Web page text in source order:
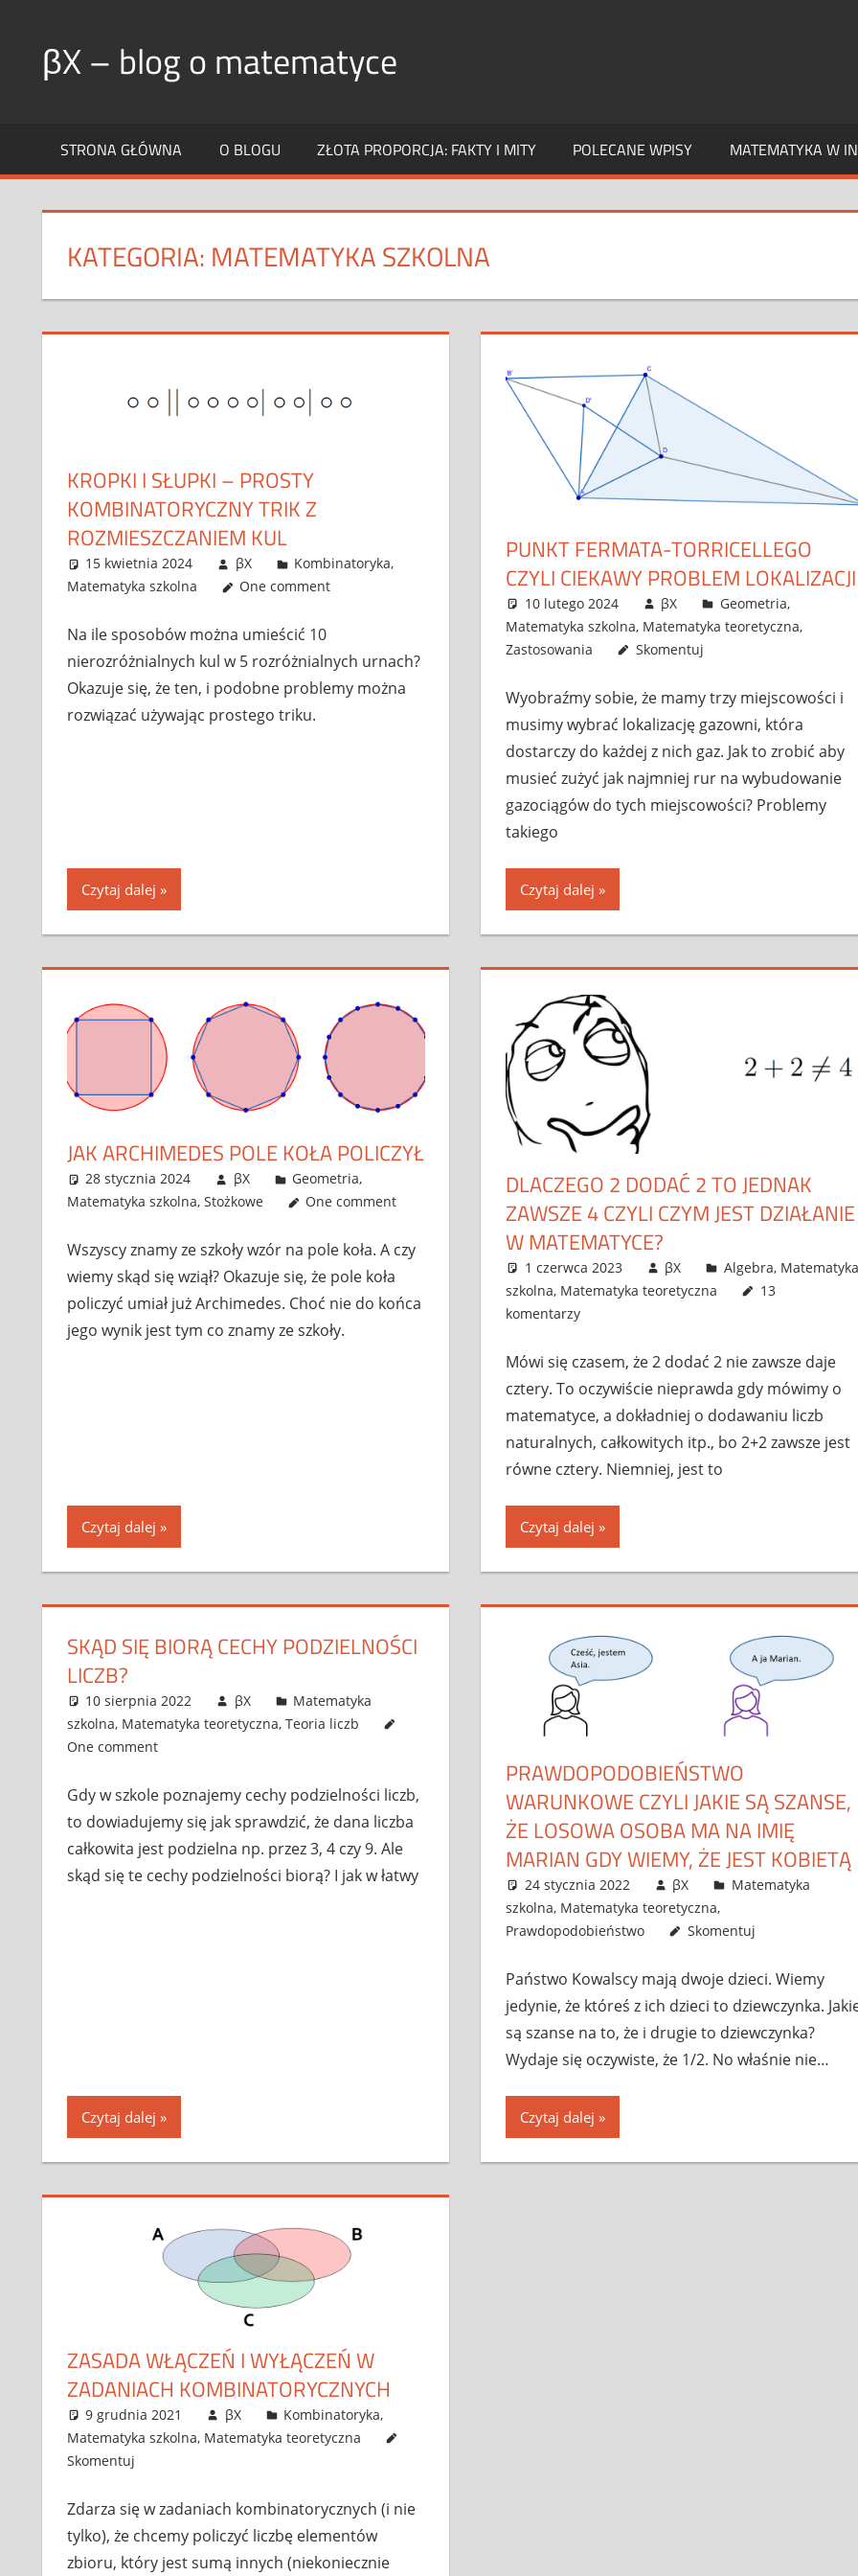
contentβX – blog o matematyce
STRONA GŁÓWNA O BLOGU ZŁOTA PROPORCJA: FAKTY I MITY POLECANE WPISY MATEMATYKA W
KATEGORIA: MATEMATYKA SZKOLNA
KROPKI I SŁUPKI – PROSTY
KOMBINATORYCZNY TRIK Z
ROZMIESZCZANIEM KUL
15 kwietnia 2024 βX Kombinatoryka,
Matematyka szkolna
One comment
Na ile sposobów można umieścić 10
nierozróżnialnych kul w 5 rozróżnialnych urnach?
Okazuje się, że ten, i podobne problemy można
rozwiązać używając prostego triku.
Czytaj dalej
PUNKT FERMATA-TORRICELLEGO
CZYLI CIEKAWY PROBLEM LOKALIZACJI
10 lutego 2024 βX Geometria,
Matematyka szkolna, Matematyka teoretyczna,
Zastosowania
Skomentuj
Wyobraźmy sobie, że mamy trzy miejscowości i
musimy wybrać lokalizację gazowni, która
dostarczy do każdej z nich gaz. Jak to zrobić aby
musieć zużyć jak najmniej rur na wybudowanie
gazociągów do tych miejscowości? Problemy
takiego
Czytaj dalej
JAK ARCHIMEDES POLE KOŁA POLICZYŁ
28 stycznia 2024 βX Geometria,
Matematyka szkolna, Stożkowe One comment
Wszyscy znamy ze szkoły wzór na pole koła. A czy
wiemy skąd się wziął? Okazuje się, że pole koła
policzyć umiał już Archimedes. Choć nie do końca
jego wynik jest tym co znamy ze szkoły.
Czytaj dalej
DLACZEGO 2 DODAĆ 2 TO JEDNAK
ZAWSZE 4 CZYLI CZYM JEST DZIAŁANIE
W MATEMATYCE?
1 czerwca 2023 βX Algebra, Matematyka
szkolna, Matematyka teoretyczna
13
komentarzy
Mówi się czasem, że 2 dodać 2 nie zawsze daje
cztery. To oczywiście nieprawda gdy mówimy o
matematyce, a dokładniej o dodawaniu liczb
naturalnych, całkowitych itp., bo 2+2 zawsze jest
równe cztery. Niemniej, jest to
Czytaj dalej
SKĄD SIĘ BIORĄ CECHY PODZIELNOŚCI
LICZB?
10 sierpnia 2022 βX
Matematyka
szkolna, Matematyka teoretyczna, Teoria liczb
One comment
Gdy w szkole poznajemy cechy podzielności liczb,
to dowiadujemy się jak sprawdzić, że dana liczba
całkowita jest podzielna np. przez 3, 4 czy 9. Ale
skąd się te cechy podzielności biorą? I jak w łatwy
Czytaj dalej
PRAWDOPODOBIEŃSTWO
WARUNKOWE CZYLI JAKIE SĄ SZANSE,
ŻE LOSOWA OSOBA MA NA IMIĘ
MARIAN GDY WIEMY, ŻE JEST KOBIETĄ
24 stycznia 2022 βX
Matematyka
szkolna, Matematyka teoretyczna,
Prawdopodobieństwo
Skomentuj
Państwo Kowalscy mają dwoje dzieci. Wiemy
jedynie, że któreś z ich dzieci to dziewczynka.
są szanse na to, że i drugie to dziewczynka?
Wydaje się oczywiste, że 1/2. No właśnie nie…
Czytaj dalej
ZASADA WŁĄCZEŃ I WYŁĄCZEŃ W
ZADANIACH KOMBINATORYCZNYCH
9 grudnia 2021 βX Kombinatoryka,
Matematyka szkolna, Matematyka teoretyczna
Skomentuj
Zdarza się w zadaniach kombinatorycznych (i nie
tylko), że chcemy policzyć liczbę elementów
zbioru, który jest sumą innych (niekoniecznie